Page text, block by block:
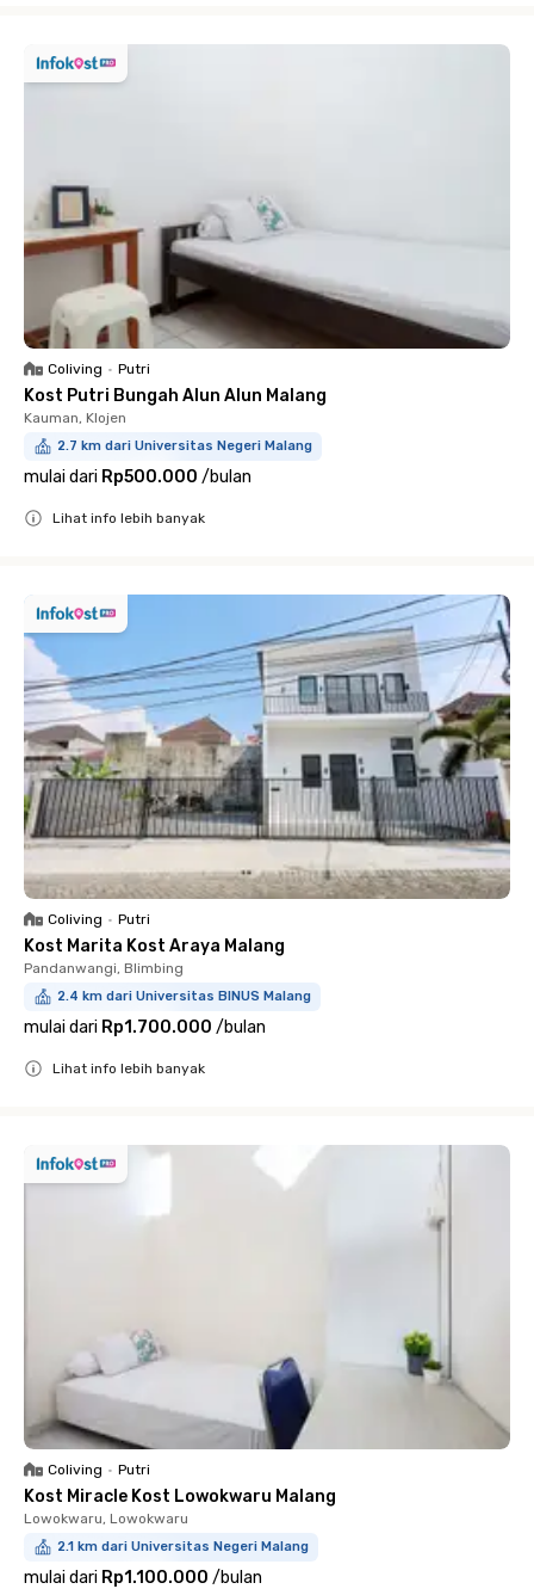
Coliving • Putri
Kost Putri Bungah Alun Alun Malang
Kauman, Klojen
2.7 km dari Universitas Negeri Malang
mulai dari Rp500.000 /bulan
Lihat info lebih banyak
Coliving • Putri
Kost Marita Kost Araya Malang
Pandanwangi, Blimbing
2.4 km dari Universitas BINUS Malang
mulai dari Rp1.700.000 /bulan
Lihat info lebih banyak
Coliving • Putri
Kost Miracle Kost Lowokwaru Malang
Lowokwaru, Lowokwaru
2.1 km dari Universitas Negeri Malang
mulai dari Rp1.100.000 /bulan